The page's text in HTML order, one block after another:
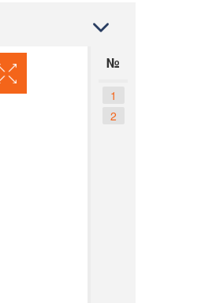
№
1
2